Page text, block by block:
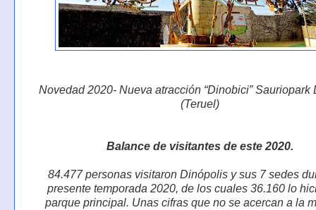
Novedad 2020- Nueva atracción “Dinobici” Sauriopark
(Teruel)
Balance de visitantes de este 2020.
84.477 personas visitaron Dinópolis y sus 7 sedes
presente temporada 2020, de los cuales 36.160 lo
parque principal. Unas cifras que no se acercan a la